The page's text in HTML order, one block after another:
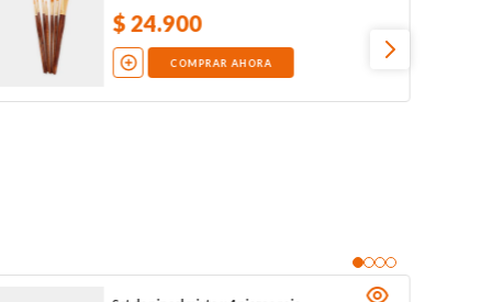
$24.900
COMPRAR AHORA